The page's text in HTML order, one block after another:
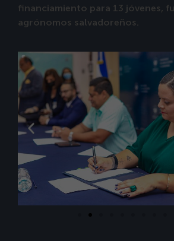
financiamiento para 13 jóvenes,
agrónomos salvadoreños.